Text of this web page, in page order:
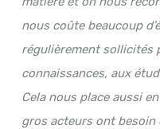
nous coûte beaucoup
régulièrement sollicités
connaissances, aux
Cela nous place aussi
gros acteurs ont besoin